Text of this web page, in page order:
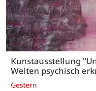
Kunstausstellung
Welten psychisch
Gestern